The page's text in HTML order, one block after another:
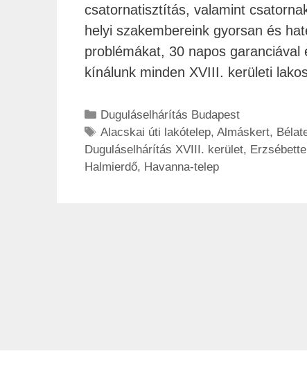
csatornatisztítás, valamint
helyi szakembereink gyorsan és
problémákat, 30 napos
kínálunk minden XVIII. kerületi
Duguláselhárítás Budapest
Alacskai úti lakótelep,Almáskert,
Duguláselhárítás XVIII. kerület,
Halmierdő, Havanna-telep